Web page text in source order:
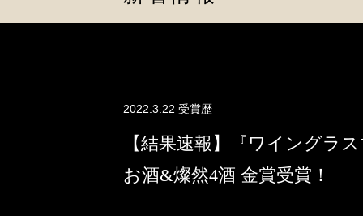
2022.3.22 受賞歴
【結果速報】『ワイングラ
お酒&燦然4酒 金賞受賞！